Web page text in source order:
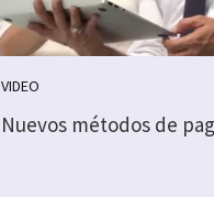
VIDEO
Nuevos métodos de